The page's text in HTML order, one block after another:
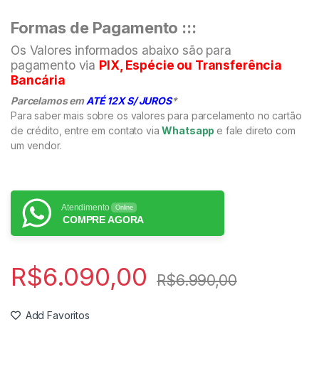
Formas de Pagamento :::
Os Valores informados abaixo são para
pagamento via PIX, Espécie ou Transferência
Bancária
Parcelamos emATÉ 12X S/ JUROS*
Para saber mais sobre os valores para parcelamento no cartão
de crédito, entre em contato viaWhatsapp e fale direto com
um vendor.
Atendimento Online
COMPRE AGORA
R$6.090,00 R$6.990,00
Add Favoritos